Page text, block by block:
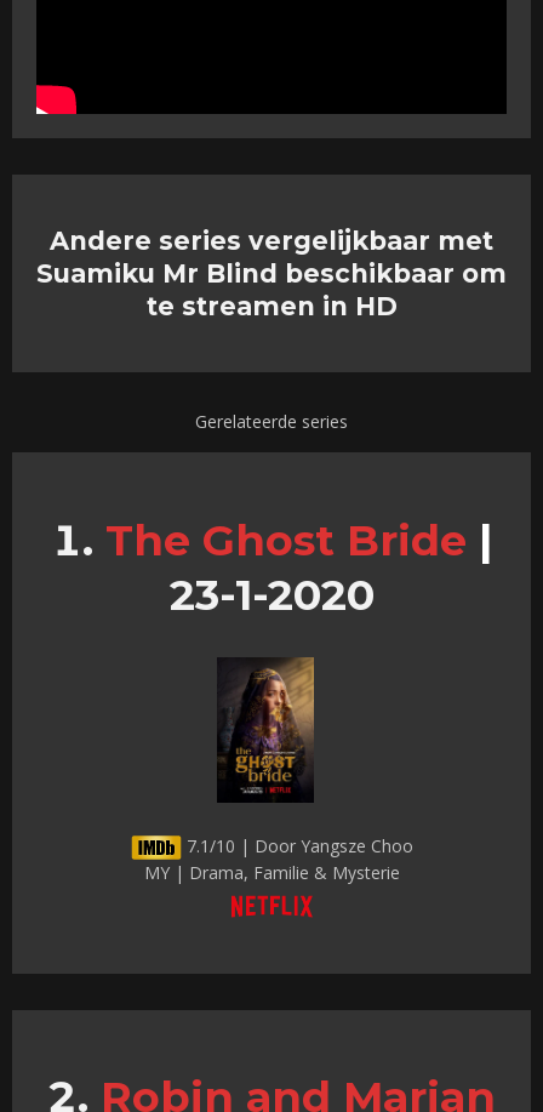
Andere series vergelijkbaar met
Suamiku Mr Blind beschikbaar om
te streamen in HD
Gerelateerde series
The Ghost Bride |
23-1-2020
7.1/10 | Door Yangsze Choo
MY | Drama, Familie & Mysterie
Robin and Marian